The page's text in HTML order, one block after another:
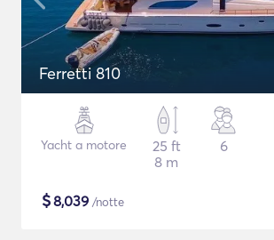
Ferretti 810
Yacht a motore
25 ft
8 m
6
$8,039 /notte